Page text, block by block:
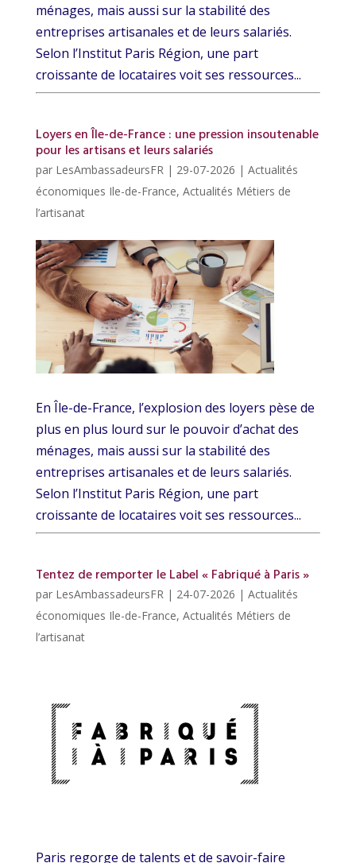
ménages, mais aussi sur la stabilité des
entreprises artisanales et de leurs salariés.
Selon l’Institut Paris Région, une part
croissante de locataires voit ses ressources...
Loyers en Île-de-France : une pression insoutenable
pour les artisans et leurs salariés
par LesAmbassadeursFR | 29-07-2026 | Actualités
économiques Ile-de-France, Actualités Métiers de
l’artisanat
En Île-de-France, l’explosion des loyers pèse de
plus en plus lourd sur le pouvoir d’achat des
ménages, mais aussi sur la stabilité des
entreprises artisanales et de leurs salariés.
Selon l’Institut Paris Région, une part
croissante de locataires voit ses ressources...
Tentez de remporter le Label « Fabriqué à Paris »
par LesAmbassadeursFR| 24-07-2026 | Actualités
économiques Ile-de-France, Actualités Métiers de
l’artisanat
Paris regorge de talents et de savoir-faire